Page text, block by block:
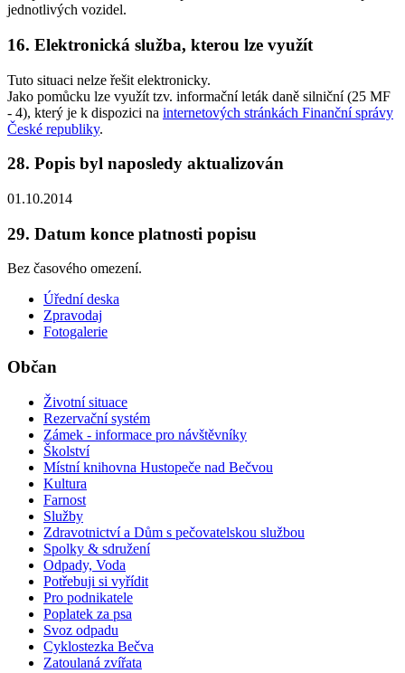
jednotlivých vozidel.
16. Elektronická služba, kterou lze využít
Tuto situaci nelze řešit elektronicky.
Jako pomůcku lze využít tzv. informační leták daně silniční (25 MF
- 4), který je k dispozici na internetových stránkách Finanční správy
České republiky.
28. Popis byl naposledy aktualizován
01.10.2014
29. Datum konce platnosti popisu
Bez časového omezení.
Úřední deska
Zpravodaj
Fotogalerie
Občan
Životní situace
Rezervační systém
Zámek - informace pro návštěvníky
Školství
Místní knihovna Hustopeče nad Bečvou
Kultura
Farnost
Služby
Zdravotnictví a Dům s pečovatelskou službou
Spolky & sdružení
Odpady, Voda
Potřebuji si vyřídit
Pro podnikatele
Poplatek za psa
Svoz odpadu
Cyklostezka Bečva
Zatoulaná zvířata